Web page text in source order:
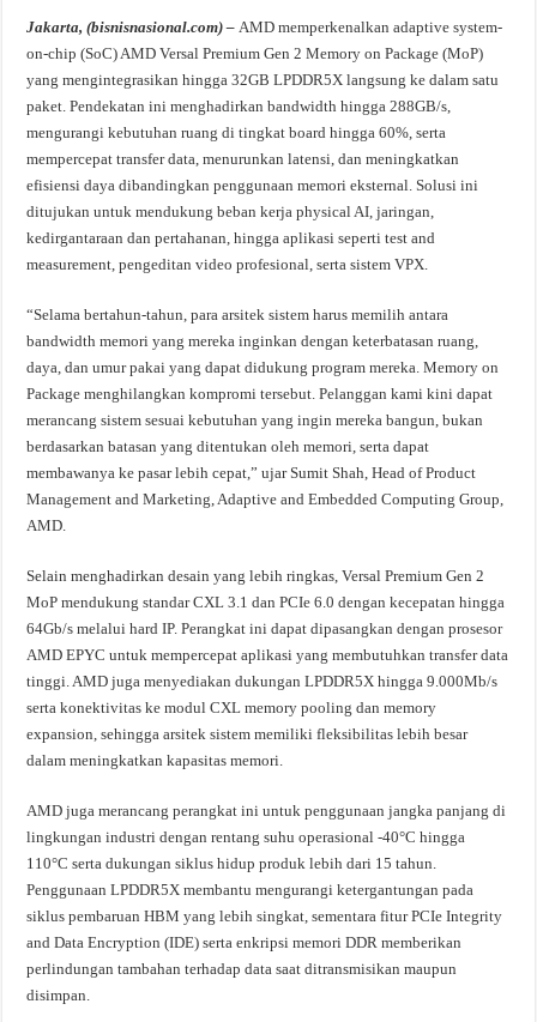
Jakarta, (bisnisnasional.com) – AMD memperkenalkan adaptive system-
on-chip (SoC) AMD Versal Premium Gen 2 Memory on Package (MoP)
yang mengintegrasikan hingga 32GB LPDDR5X langsung ke dalam satu
paket. Pendekatan ini menghadirkan bandwidth hingga 288GB/s,
mengurangi kebutuhan ruang di tingkat board hingga 60%, serta
mempercepat transfer data, menurunkan latensi, dan meningkatkan
efisiensi daya dibandingkan penggunaan memori eksternal. Solusi ini
ditujukan untuk mendukung beban kerja physical AI, jaringan,
kedirgantaraan dan pertahanan, hingga aplikasi seperti test and
measurement, pengeditan video profesional, serta sistem VPX.
“Selama bertahun-tahun, para arsitek sistem harus memilih antara
bandwidth memori yang mereka inginkan dengan keterbatasan ruang,
daya, dan umur pakai yang dapat didukung program mereka. Memory on
Package menghilangkan kompromi tersebut. Pelanggan kami kini dapat
merancang sistem sesuai kebutuhan yang ingin mereka bangun, bukan
berdasarkan batasan yang ditentukan oleh memori, serta dapat
membawanya ke pasar lebih cepat,” ujar Sumit Shah, Head of Product
Management and Marketing, Adaptive and Embedded Computing Group,
AMD.
Selain menghadirkan desain yang lebih ringkas, Versal Premium Gen 2
MoP mendukung standar CXL 3.1 dan PCIe 6.0 dengan kecepatan hingga
64Gb/s melalui hard IP. Perangkat ini dapat dipasangkan dengan prosesor
AMD EPYC untuk mempercepat aplikasi yang membutuhkan transfer data
tinggi. AMD juga menyediakan dukungan LPDDR5X hingga 9.000Mb/s
serta konektivitas ke modul CXL memory pooling dan memory
expansion, sehingga arsitek sistem memiliki fleksibilitas lebih besar
dalam meningkatkan kapasitas memori.
AMD juga merancang perangkat ini untuk penggunaan jangka panjang di
lingkungan industri dengan rentang suhu operasional -40°C hingga
110°C serta dukungan siklus hidup produk lebih dari 15 tahun.
Penggunaan LPDDR5X membantu mengurangi ketergantungan pada
siklus pembaruan HBM yang lebih singkat, sementara fitur PCIe Integrity
and Data Encryption (IDE) serta enkripsi memori DDR memberikan
perlindungan tambahan terhadap data saat ditransmisikan maupun
disimpan.